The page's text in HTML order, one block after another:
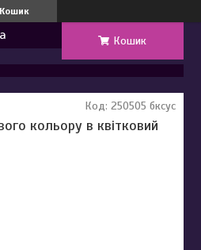
Кошик
Кошик
кольору в квітковий
Код: 250505 бксус